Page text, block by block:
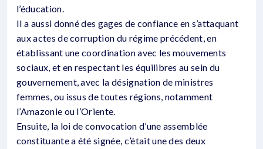
l’éducation.
Il a aussi donné des gages de confiance en s’attaquant
aux actes de corruption du régime précédent, en
établissant une coordination avec les mouvements
sociaux, et en respectant les équilibres au sein du
gouvernement, avec la désignation de ministres
femmes, ou issus de toutes régions, notamment
l’Amazonie ou l’Oriente.
Ensuite, la loi de convocation d’une assemblée
constituante a été signée, c’était une des deux